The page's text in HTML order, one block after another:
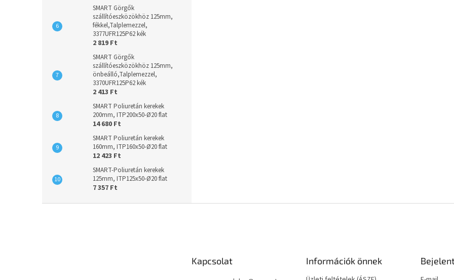
SMART Görgők
szállítóeszközökhöz 125mm,
fékkel,Talplemezzel,
3377UFR125P62 kék
2 819 Ft
SMART Görgők
szállítóeszközökhöz 125mm,
önbeálló,Talplemezzel,
3370UFR125P62 kék
2 413 Ft
SMART Poliuretán kerekek
200mm, ITP200x50-Ø20 flat
14 680 Ft
SMART Poliuretán kerekek
160mm, ITP160x50-Ø20 flat
12 423 Ft
SMART-Poliuretán kerekek
125mm, ITP125x50-Ø20 flat
7 357 Ft
Kapcsolat Információk önnek